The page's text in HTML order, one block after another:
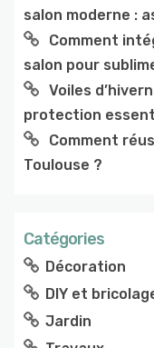
salon moderne :
Comment
salon pour
Voiles
protection
Comment
Toulouse ?
Catégories
Décoration
DIY et
Jardin